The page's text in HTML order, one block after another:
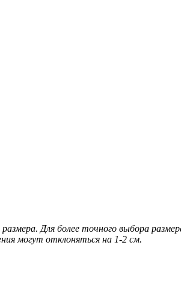
Для более точного выбора
могут отклоняться на 1-2 см.